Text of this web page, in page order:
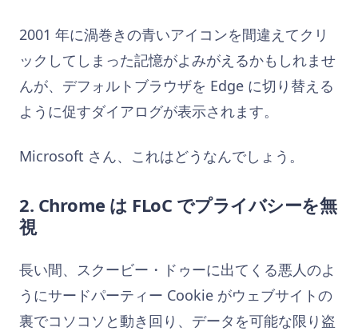
2001 年に渦巻きの青いアイコンを間違えてクリ
ックしてしまった記憶がよみがえるかもしれませ
んが、デフォルトブラウザを Edge に切り替える
ように促すダイアログが表示されます。
Microsoft さん、これはどうなんでしょう。
2. Chrome は FLoC でプライバシーを無
視
長い間、スクービー・ドゥーに出てくる悪人のよ
うにサードパーティー Cookie がウェブサイトの
裏でコソコソと動き回り、データを可能な限り盗